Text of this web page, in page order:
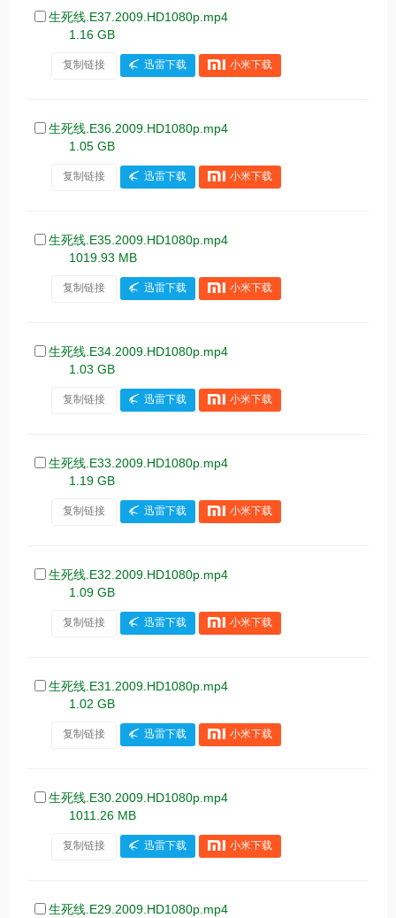
生死线.E37.2009.HD1080p.mp4
1.16 GB
复制链接 迅雷下载 小米下载
生死线.E36.2009.HD1080p.mp4
1.05 GB
复制链接 迅雷下载 小米下载
生死线.E35.2009.HD1080p.mp4
1019.93 MB
复制链接 迅雷下载 小米下载
生死线.E34.2009.HD1080p.mp4
1.03 GB
复制链接 迅雷下载 小米下载
生死线.E33.2009.HD1080p.mp4
1.19 GB
复制链接 迅雷下载 小米下载
生死线.E32.2009.HD1080p.mp4
1.09 GB
复制链接 迅雷下载 小米下载
生死线.E31.2009.HD1080p.mp4
1.02 GB
复制链接 迅雷下载 小米下载
生死线.E30.2009.HD1080p.mp4
1011.26 MB
复制链接 迅雷下载 小米下载
生死线.E29.2009.HD1080p.mp4